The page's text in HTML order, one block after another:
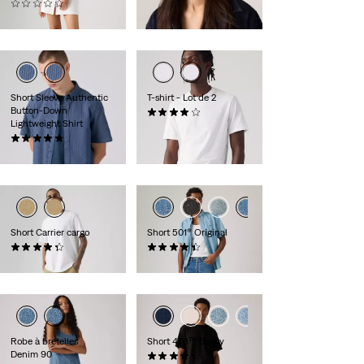
(0)
79,95 €
Short Sleeve Authentic
Button-Down
Lightweight Shirt
59,95 €
T-shirt - Lot de 2
Short Carrier cargo
(605)
59,95 €
Short 501® Original
(75)
64,95 €
Robe à bretelles
Denim 90
Short 478™ Baggy
(118)